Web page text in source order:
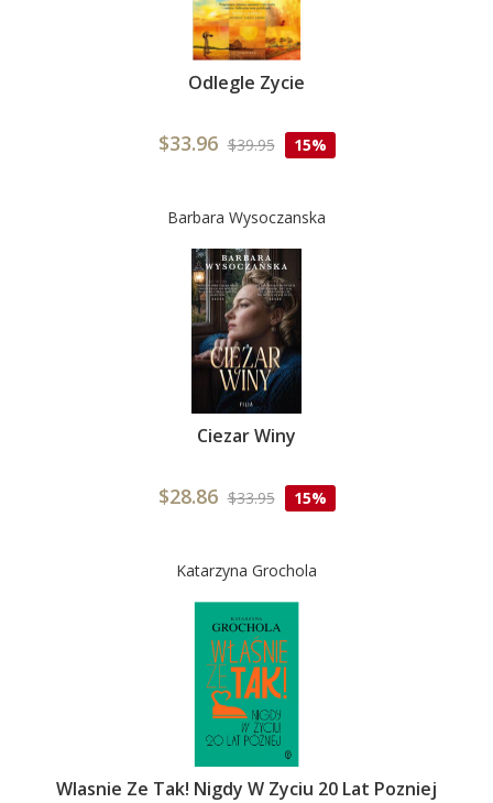
Odlegle Zycie
$33.96 $39.95 15%
Barbara Wysoczanska
Ciezar Winy
$28.86 $33.95 15%
Katarzyna Grochola
Wlasnie Ze Tak! Nigdy W Zyciu 20 Lat Pozniej